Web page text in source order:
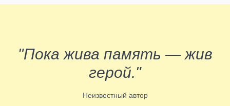
"Пока жива память — жив
герой."
Неизвестный автор